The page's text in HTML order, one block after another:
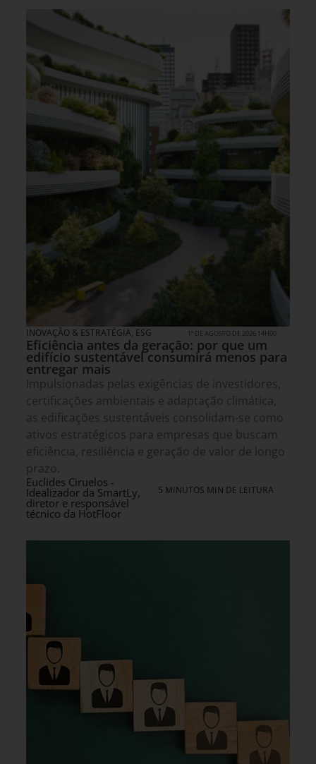
INOVAÇÃO & ESTRATÉGIA, ESG 1º DE AGOSTO DE 2026 14H00
Eficiência antes da geração: por que um
edifício sustentável consumirá menos para
entregar mais
Impulsionadas pelas exigências de investidores,
certificações ambientais e adaptação climática,
as edificações sustentáveis consolidam-se como
ativos estratégicos para empresas que buscam
eficiência, resiliência e geração de valor de longo
prazo.
Euclides Ciruelos -
Idealizador da SmartLy,
diretor e responsável
técnico da HotFloor
5 MINUTOS MIN DE LEITURA